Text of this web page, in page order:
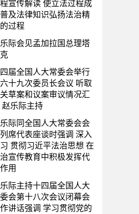
宣传解读 使立法过程成
及法律知识弘扬法治精
过程
际会见孟加拉国总理塔
届全国人大常委会举行
十九次委员长会议 听取
草案和议案审议情况汇
赵乐际主持
际同全国人大常委会会
席代表座谈时强调 深入
贯彻习近平法治思想 在
宣传教育中积极发挥代
用
际主持十四届全国人大
会第十八次会议闭幕会
讲话强调 学习贯彻党的